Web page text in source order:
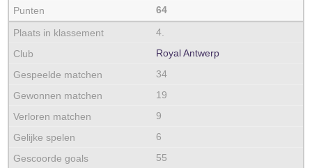
64
4.
Royal Antwerp
34
19
9
6
55